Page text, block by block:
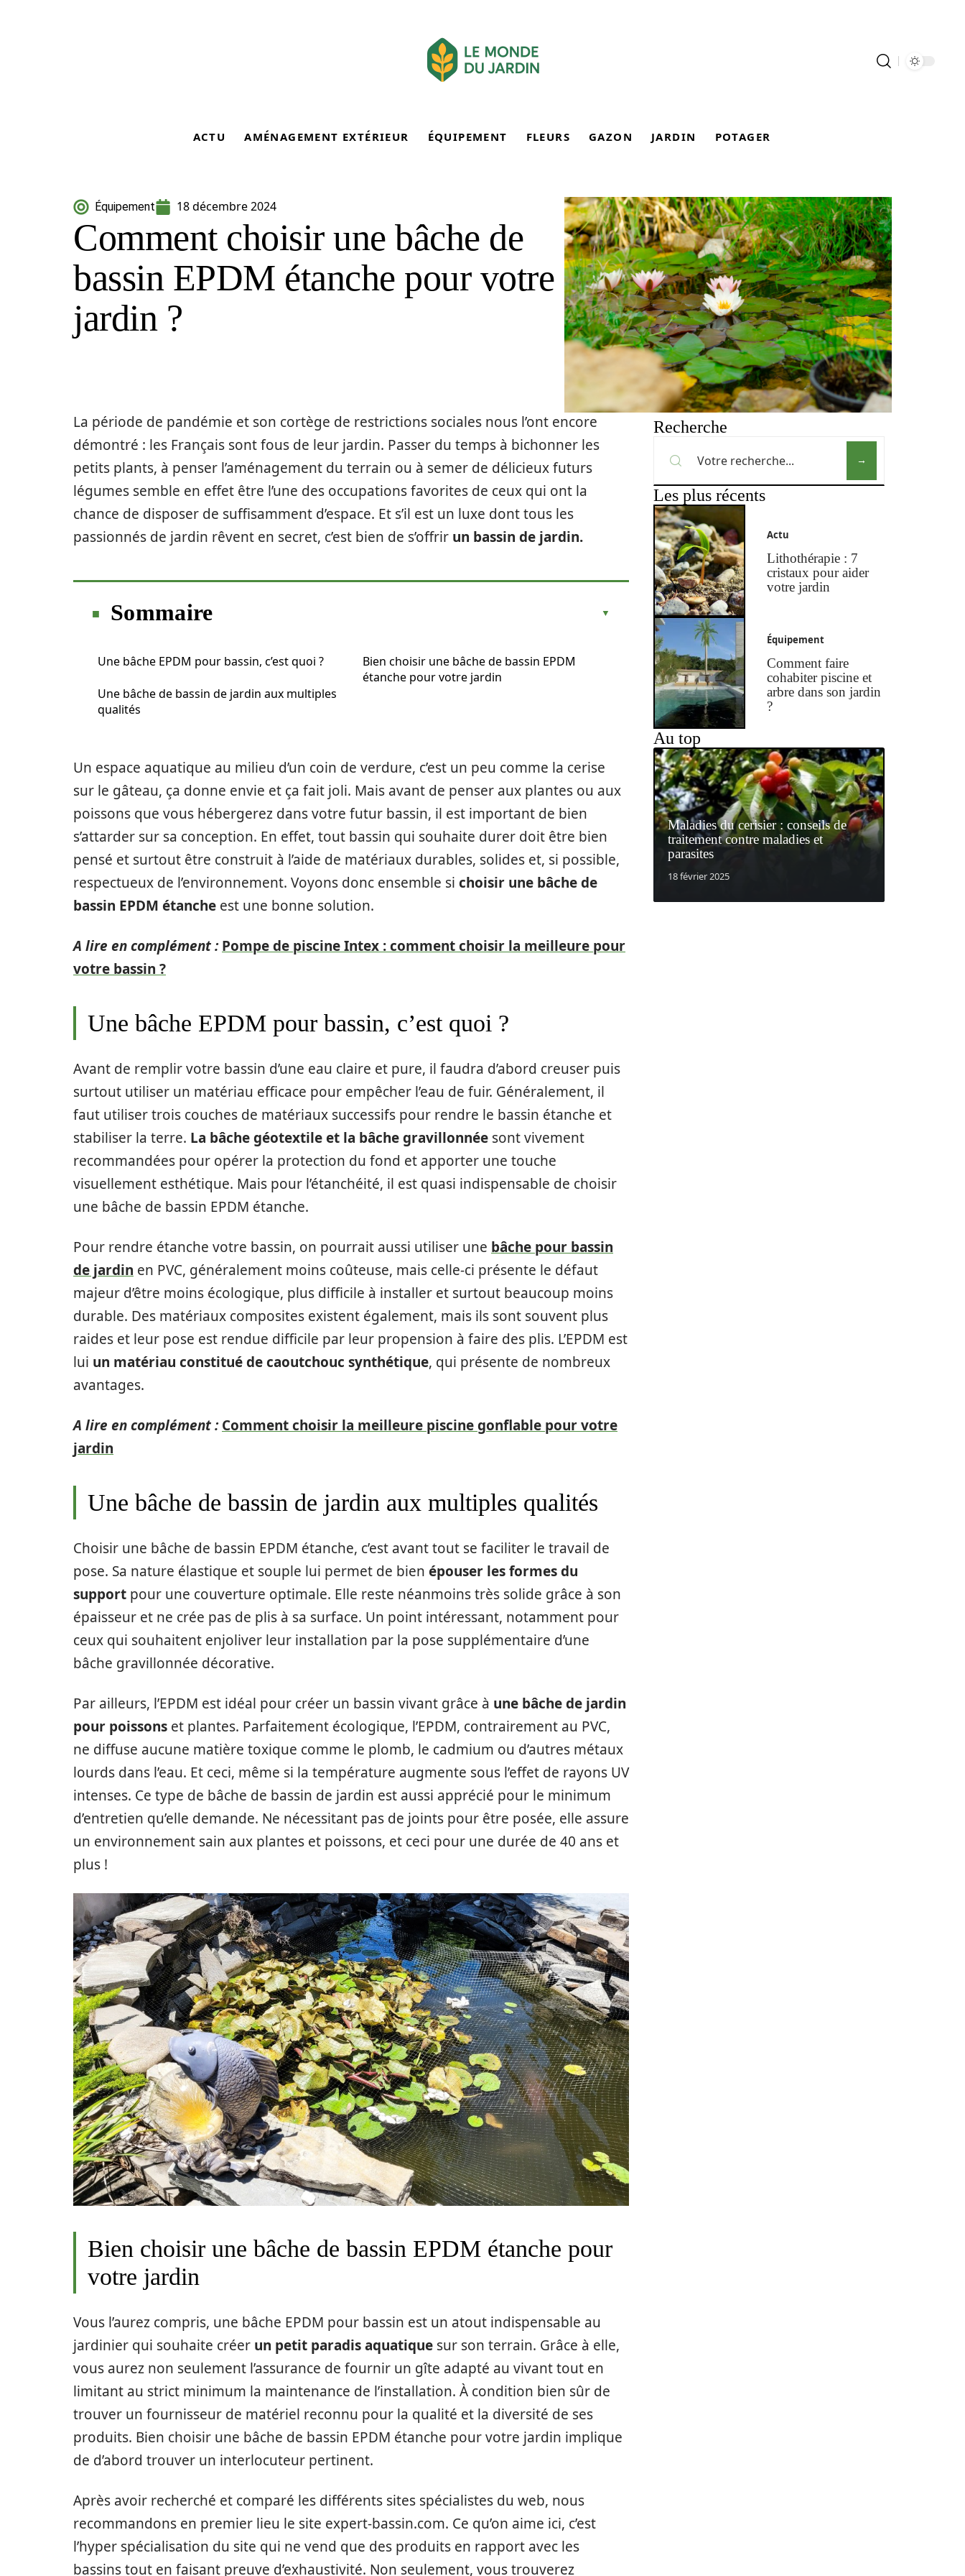
ACTU AMÉNAGEMENT EXTÉRIEUR ÉQUIPEMENT FLEURS GAZON JARDIN POTAGER
Équipement 18 décembre 2024
Comment choisir une bâche de
bassin EPDM étanche pour votre
jardin ?
La période de pandémie et son cortège de restrictions sociales nous l’ont encore
démontré : les Français sont fous de leur jardin. Passer du temps à bichonner les
petits plants, à penser l’aménagement du terrain ou à semer de délicieux futurs
légumes semble en effet être l’une des occupations favorites de ceux qui ont la
chance de disposer de suffisamment d’espace. Et s’il est un luxe dont tous les
passionnés de jardin rêvent en secret, c’est bien de s’offrir un bassin de jardin.
Sommaire
Une bâche EPDM pour bassin, c’est quoi ?
Une bâche de bassin de jardin aux multiples
qualités
Bien choisir une bâche de bassin EPDM
étanche pour votre jardin
Un espace aquatique au milieu d’un coin de verdure, c’est un peu comme la cerise
sur le gâteau, ça donne envie et ça fait joli. Mais avant de penser aux plantes ou aux
poissons que vous hébergerez dans votre futur bassin, il est important de bien
s’attarder sur sa conception. En effet, tout bassin qui souhaite durer doit être bien
pensé et surtout être construit à l’aide de matériaux durables, solides et, si possible,
respectueux de l’environnement. Voyons donc ensemble si choisir une bâche de
bassin EPDM étanche est une bonne solution.
A lire en complément : Pompe de piscine Intex : comment choisir la meilleure pour
votre bassin ?
Une bâche EPDM pour bassin, c’est quoi ?
Avant de remplir votre bassin d’une eau claire et pure, il faudra d’abord creuser puis
surtout utiliser un matériau efficace pour empêcher l’eau de fuir. Généralement, il
faut utiliser trois couches de matériaux successifs pour rendre le bassin étanche et
stabiliser la terre. La bâche géotextile et la bâche gravillonnée sont vivement
recommandées pour opérer la protection du fond et apporter une touche
visuellement esthétique. Mais pour l’étanchéité, il est quasi indispensable de choisir
une bâche de bassin EPDM étanche.
Pour rendre étanche votre bassin, on pourrait aussi utiliser une bâche pour bassin
de jardin en PVC, généralement moins coûteuse, mais celle-ci présente le défaut
majeur d’être moins écologique, plus difficile à installer et surtout beaucoup moins
durable. Des matériaux composites existent également, mais ils sont souvent plus
raides et leur pose est rendue difficile par leur propension à faire des plis. L’EPDM est
lui un matériau constitué de caoutchouc synthétique, qui présente de nombreux
avantages.
A lire en complément : Comment choisir la meilleure piscine gonflable pour votre
jardin
Une bâche de bassin de jardin aux multiples qualités
Choisir une bâche de bassin EPDM étanche, c’est avant tout se faciliter le travail de
pose. Sa nature élastique et souple lui permet de bien épouser les formes du
support pour une couverture optimale. Elle reste néanmoins très solide grâce à son
épaisseur et ne crée pas de plis à sa surface. Un point intéressant, notamment pour
ceux qui souhaitent enjoliver leur installation par la pose supplémentaire d’une
bâche gravillonnée décorative.
Par ailleurs, l’EPDM est idéal pour créer un bassin vivant grâce à une bâche de jardin
pour poissons et plantes. Parfaitement écologique, l’EPDM, contrairement au PVC,
ne diffuse aucune matière toxique comme le plomb, le cadmium ou d’autres métaux
lourds dans l’eau. Et ceci, même si la température augmente sous l’effet de rayons UV
intenses. Ce type de bâche de bassin de jardin est aussi apprécié pour le minimum
d’entretien qu’elle demande. Ne nécessitant pas de joints pour être posée, elle assure
un environnement sain aux plantes et poissons, et ceci pour une durée de 40 ans et
plus !
Bien choisir une bâche de bassin EPDM étanche pour
votre jardin
Vous l’aurez compris, une bâche EPDM pour bassin est un atout indispensable au
jardinier qui souhaite créer un petit paradis aquatique sur son terrain. Grâce à elle,
vous aurez non seulement l’assurance de fournir un gîte adapté au vivant tout en
limitant au strict minimum la maintenance de l’installation. À condition bien sûr de
trouver un fournisseur de matériel reconnu pour la qualité et la diversité de ses
produits. Bien choisir une bâche de bassin EPDM étanche pour votre jardin implique
de d’abord trouver un interlocuteur pertinent.
Après avoir recherché et comparé les différents sites spécialistes du web, nous
recommandons en premier lieu le site expert-bassin.com. Ce qu’on aime ici, c’est
l’hyper spécialisation du site qui ne vend que des produits en rapport avec les
bassins tout en faisant preuve d’exhaustivité. Non seulement, vous trouverez
Recherche
Les plus récents
Actu
Lithothérapie : 7
cristaux pour aider
votre jardin
Équipement
Comment faire
cohabiter piscine et
arbre dans son jardin
?
Au top
Maladies du cerisier : conseils de
traitement contre maladies et
parasites
18 février 2025